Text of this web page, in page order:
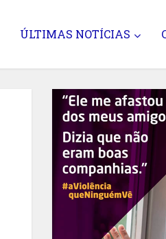
ÚLTIMAS NOTÍCIAS